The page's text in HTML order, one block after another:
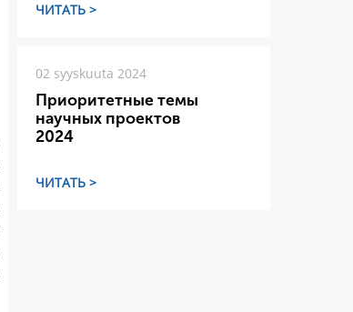
ЧИТАТЬ >
02 syyskuuta 2024
Приоритетные темы
научных проектов
2024
ЧИТАТЬ >